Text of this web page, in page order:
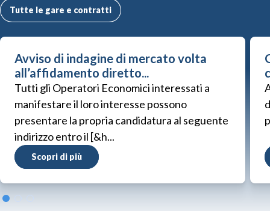
Tutte le gare e contratti
Avviso di indagine di mercato volta
all’affidamento diretto...
Tutti gli Operatori Economici interessati a
manifestare il loro interesse possono
presentare la propria candidatura al seguente
indirizzo entro il [&h...
Scopri di più